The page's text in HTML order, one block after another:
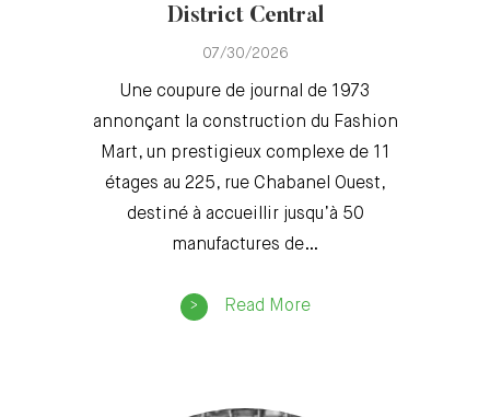
District Central
07/30/2026
Une coupure de journal de 1973
annonçant la construction du Fashion
Mart, un prestigieux complexe de 11
étages au 225, rue Chabanel Ouest,
destiné à accueillir jusqu’à 50
manufactures de…
Read More